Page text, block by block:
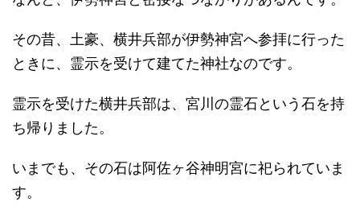
その昔、土豪、横井兵部が伊勢神宮へ参拝に行った
ときに、霊示を受けて建てた神社なのです。
霊示を受けた横井兵部は、宮川の霊石という石を持
ち帰りました。
いまでも、その石は阿佐ヶ谷神明宮に祀られていま
す。